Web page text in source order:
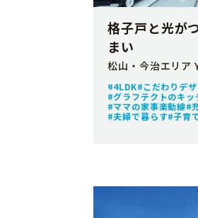
格子戸と光が
まい
松山・今治エリア
4LDK
こだわりデ
グラフテクトのキ
ママの家事楽動線
夫婦で暮らす 子育